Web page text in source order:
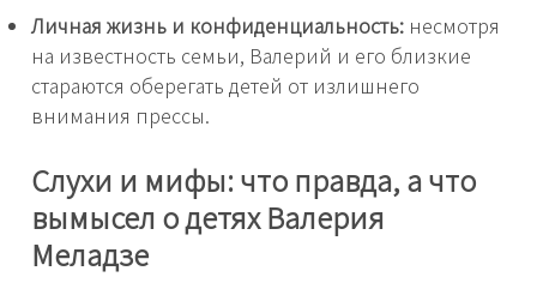
Личная жизнь и конфиденциальность: несмотря
на известность семьи, Валерий и его близкие
стараются оберегать детей от излишнего
внимания прессы.
Слухи и мифы: что правда, а что
вымысел о детях Валерия
Меладзе